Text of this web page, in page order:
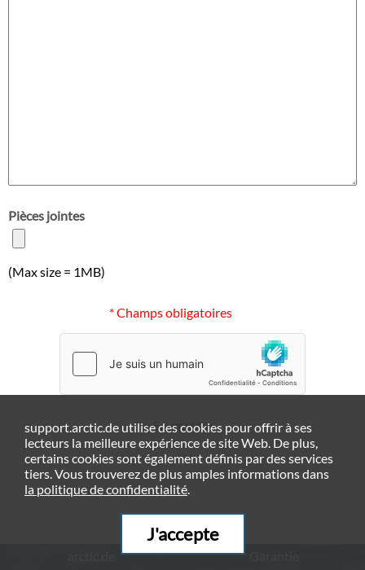
Pièces jointes
(Max size = 1MB)
* Champs obligatoires
Soumettre
support.arctic.de utilise des cookies pour offrir à ses
lecteurs la meilleure expérience de site Web. De plus,
certains cookies sont également définis par des services
tiers. Vous trouverez de plus amples informations dans
la politique de confidentialité.
J'accepte